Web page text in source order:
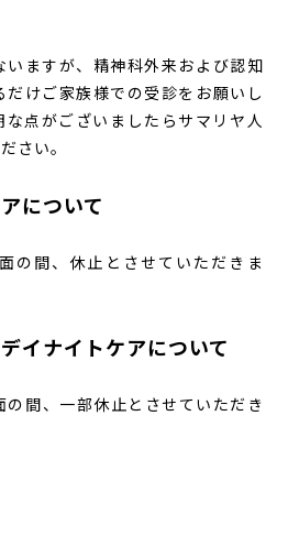
ますが、精神科外来および認知
けご家族様での受診をお願いし
点がございましたらサマリヤ人
さい。
について
の間、休止とさせていただきま
イナイトケアについて
間、一部休止とさせていただき